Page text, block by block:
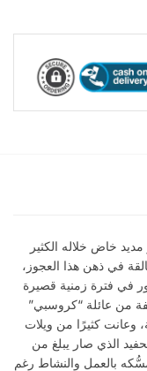
خاض خلاله الكثير
في ذهن هذا العجوز،
في فترة زمنية قصيرة
من عائلة “كروسبي”
وعانت كثيرًا من ويلات
الذي صار يبلغ من
بالعمل والنشاط رغم